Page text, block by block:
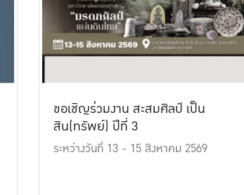
ขอเชิญร่วมงาน สะสมศิลป์ เป็น
สิน(ทรัพย์) ปีที่ 3
ระหว่างวันที่ 13 - 15 สิงหาคม 2569